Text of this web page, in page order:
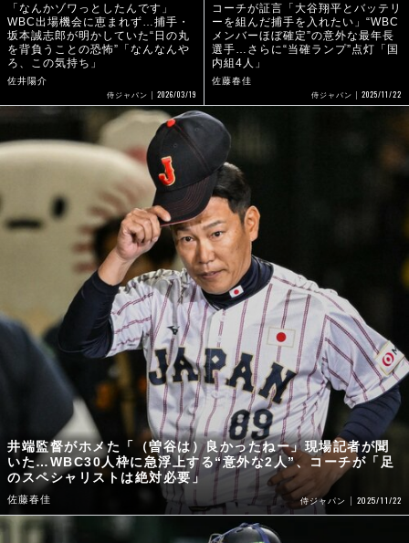
「なんかゾワっとしたんです」
WBC出場機会に恵まれず…捕手・
坂本誠志郎が明かしていた“日の丸
を背負うことの恐怖”「なんなんや
ろ、この気持ち」
佐井陽介
侍ジャパン 2026/03/19
コーチが証言「大谷翔平とバッテリ
ーを組んだ捕手を入れたい」“WBC
メンバーほぼ確定”の意外な最年長
選手…さらに“当確ランプ”点灯「国
内組4人」
佐藤春佳
侍ジャパン 2025/11/22
井端監督がホメた「（曽谷は）良かったねー」現場記者が聞
いた…WBC30人枠に急浮上する“意外な2人”、コーチが「足
のスペシャリストは絶対必要」
佐藤春佳 侍ジャパン 2025/11/22